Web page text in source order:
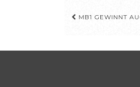
MB1 GEWINNT